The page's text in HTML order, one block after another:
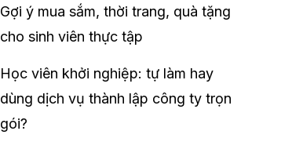
Gợi ý mua sắm, thời trang, quà tặng
cho sinh viên thực tập
Học viên khởi nghiệp: tự làm hay
dùng dịch vụ thành lập công ty trọn
gói?